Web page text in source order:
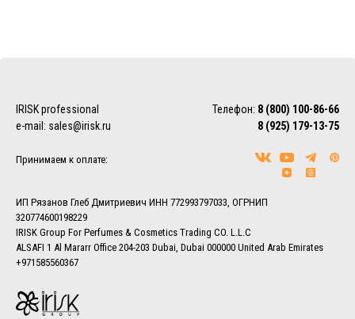
IRISK professional Телефон: 8 (800) 100-86-66
8 (925) 179-13-75
e-mail: sales@irisk.ru
Принимаем к оплате:
ИП Рязанов Глеб Дмитриевич ИНН 772993797033, ОГРНИП
320774600198229
IRISK Group For Perfumes & Cosmetics Trading CO. L.L.C
ALSAFI 1 Al Mararr Office 204-203 Dubai, Dubai 000000 United Arab Emirates
+971585560367